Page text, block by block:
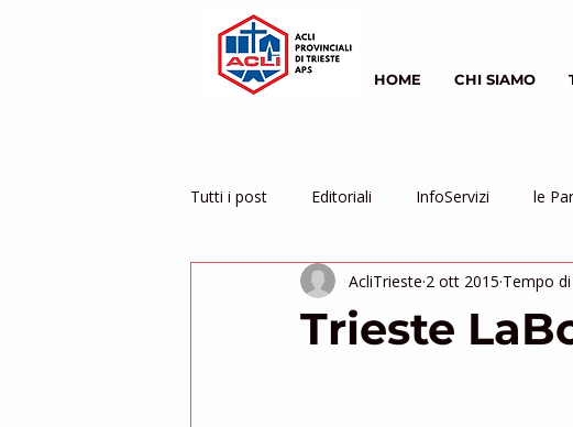
HOME CHI SIAMO
Tutti i post Editoriali InfoServizi le
Servizio Civile inziative
Trieste
AcliTrieste 2 ott 2015 Tempo